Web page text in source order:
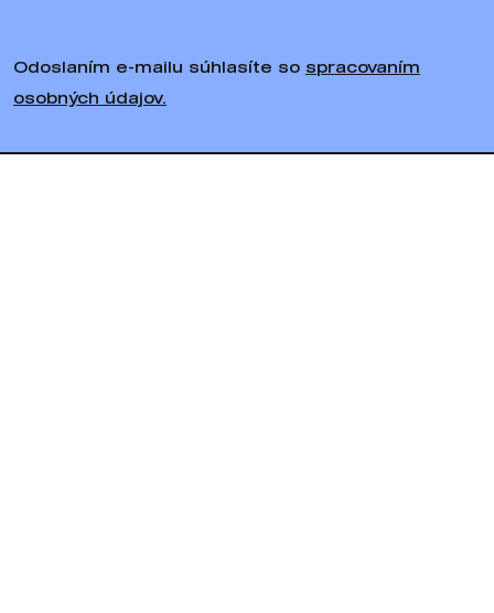
Odoslaním e-mailu súhlasíte so spracovaním
osobných údajov.